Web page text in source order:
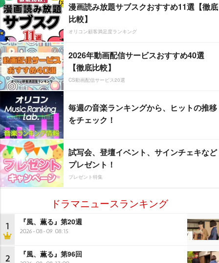
漫画読み放題サブスクおすすめ11選【徹底
比較】
オリコン顧客満足度ランキング
2026年動画配信サービスおすすめ40選
【徹底比較】
CS動画配信サービス20選
毎週の音楽ランキングから、ヒットの推移
をチェック！
試写会、登壇イベント、サインチェキなど
プレゼント！
プレゼント特集
ドラマニュースランキング
1 『風、薫る』第20週
2026-08-09 08:15
2 『風、薫る』第96回